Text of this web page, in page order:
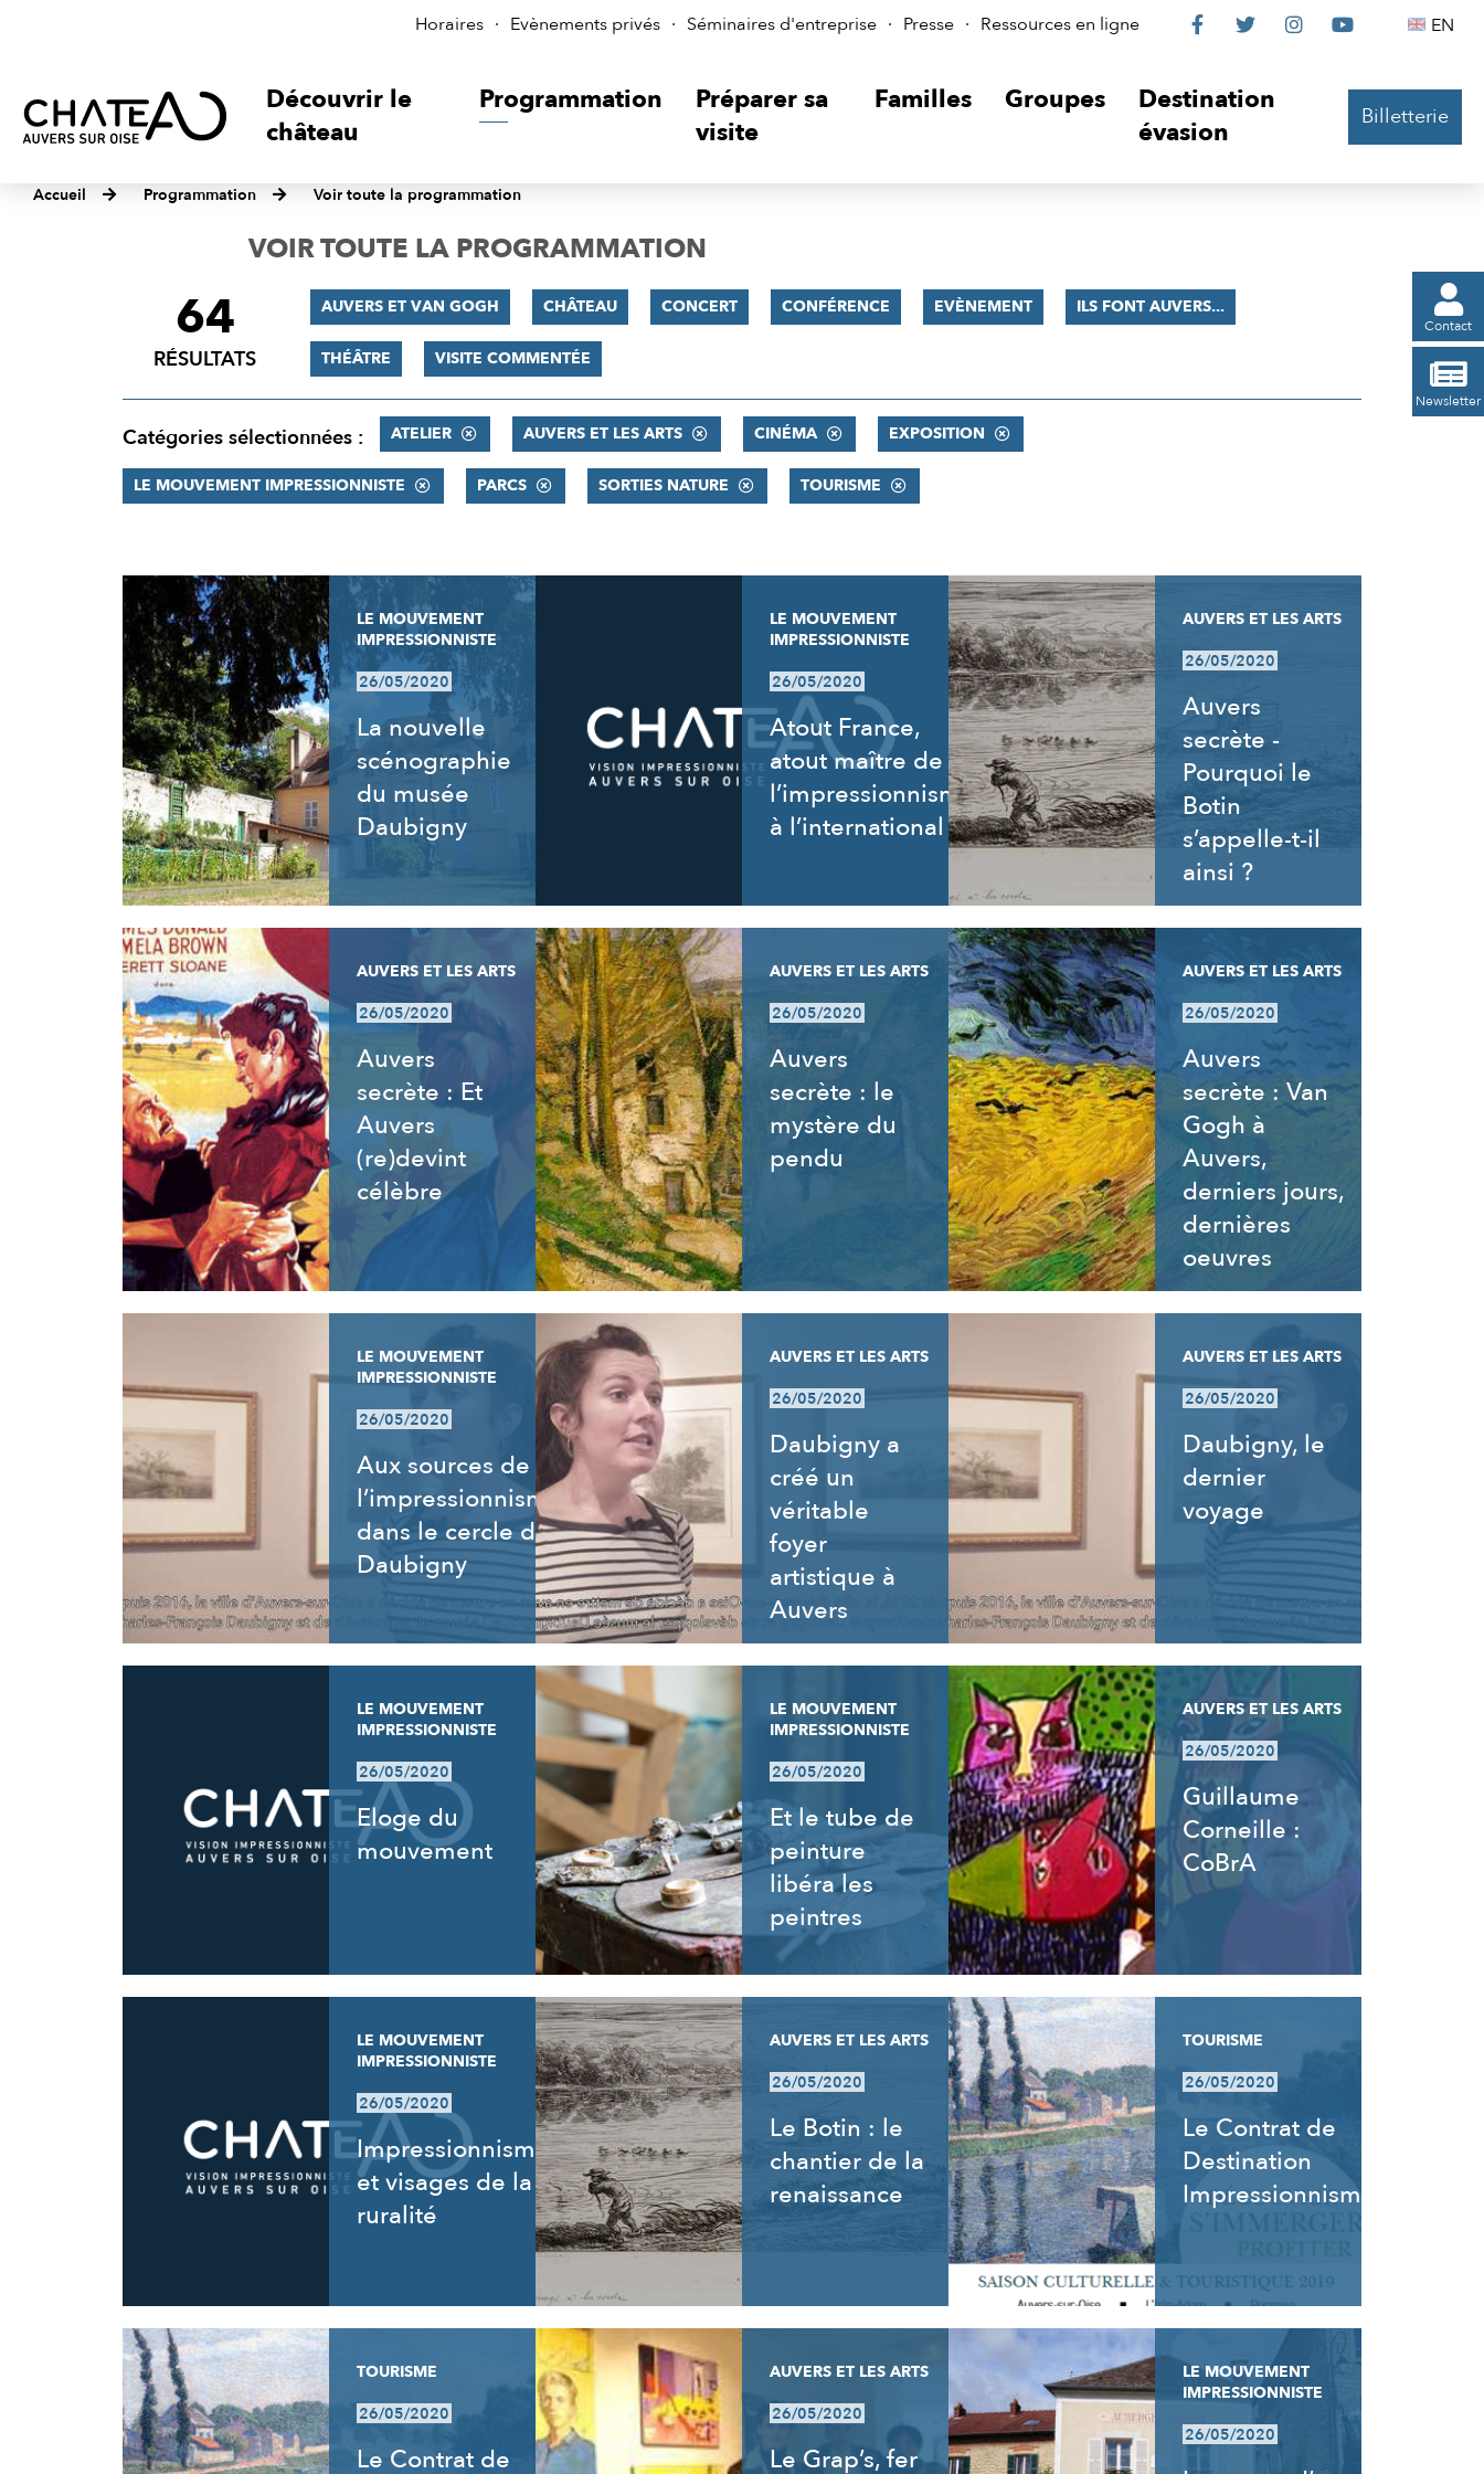
Horaires Evènements privés Séminaires d'entreprise Presse Ressources en ligne
Le
sur

Le

Le

Le
 EN
Découvrir le
château
Programmation
Préparer sa
visite
Familles Groupes
Destination
évasion
Billetterie
Accueil Programmation Voir toute la programmation

Contact

Newsletter
VOIR TOUTE LA PROGRAMMATION
FILTRER
RÉSULTATS
64
RÉSULTATS
AUVERS ET VAN GOGH CHÂTEAU CONCERT CONFÉRENCE EVÈNEMENT ILS FONT AUVERS...
THÉÂTRE VISITE COMMENTÉE
Catégories sélectionnées : ATELIER AUVERS ET LES ARTS CINÉMA EXPOSITION
LE MOUVEMENT IMPRESSIONNISTE PARCS SORTIES NATURE TOURISME
RÉSULTATS
LE MOUVEMENT
IMPRESSIONNISTE
26/05/2020
La nouvelle
scénographie
du musée
Daubigny
LE MOUVEMENT
IMPRESSIONNISTE
26/05/2020
Atout France,
atout maître de
l’impressionnisme
à l’international
AUVERS ET LES ARTS
26/05/2020
Auvers
secrète -
Pourquoi le
Botin
s’appelle-t-il
ainsi ?
AUVERS ET LES ARTS
26/05/2020
Auvers
secrète : Et
Auvers
(re)devint
célèbre
AUVERS ET LES ARTS
26/05/2020
Auvers
secrète : le
mystère du
pendu
AUVERS ET LES ARTS
26/05/2020
Auvers
secrète : Van
Gogh à
Auvers,
derniers jours,
dernières
oeuvres
LE MOUVEMENT
IMPRESSIONNISTE
26/05/2020
Aux sources de
l’impressionnisme,
dans le cercle de
Daubigny
AUVERS ET LES ARTS
26/05/2020
Daubigny a
créé un
véritable
foyer
artistique à
Auvers
AUVERS ET LES ARTS
26/05/2020
Daubigny, le
dernier
voyage
LE MOUVEMENT
IMPRESSIONNISTE
26/05/2020
Eloge du
mouvement
LE MOUVEMENT
IMPRESSIONNISTE
26/05/2020
Et le tube de
peinture
libéra les
peintres
AUVERS ET LES ARTS
26/05/2020
Guillaume
Corneille :
CoBrA
LE MOUVEMENT
IMPRESSIONNISTE
26/05/2020
Impressionnisme
et visages de la
ruralité
AUVERS ET LES ARTS
26/05/2020
Le Botin : le
chantier de la
renaissance
TOURISME
26/05/2020
Le Contrat de
Destination
Impressionnisme
TOURISME
26/05/2020
Le Contrat de
AUVERS ET LES ARTS
26/05/2020
Le Grap’s, fer
LE MOUVEMENT
IMPRESSIONNISTE
26/05/2020